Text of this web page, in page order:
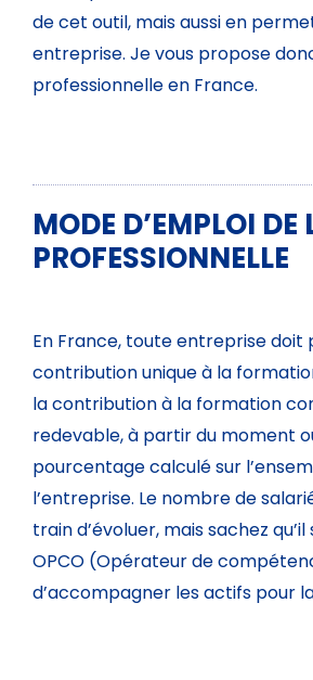
de cet outil, mais aussi en
entreprise. Je vous propose
professionnelle en France.
MODE D’EMPLOI
PROFESSIONNELLE
En France, toute entreprise
contribution unique à la
la contribution à la formation
redevable, à partir du moment
pourcentage calculé sur
l’entreprise. Le nombre de
train d’évoluer, mais sachez
OPCO (Opérateur de
d’accompagner les actifs pour